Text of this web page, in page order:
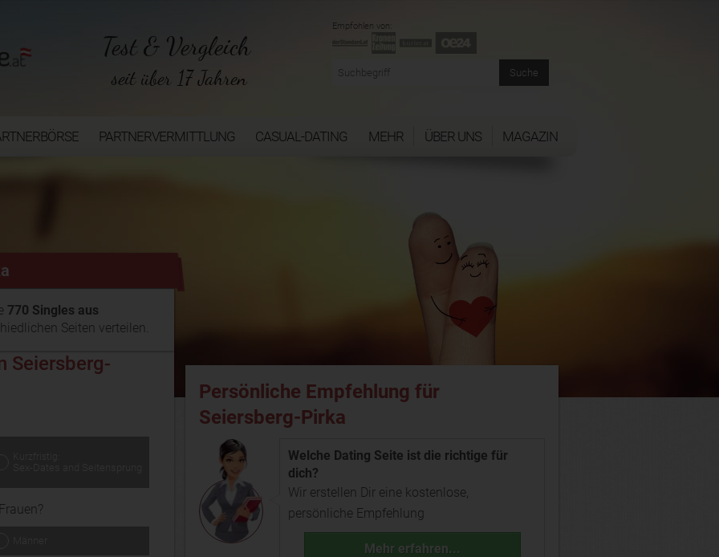
Test & Vergleich
seit über 17 Jahren
Empfohlen von:
PARTNERVERMITTLUNG CASUAL-DATING MEHR ÜBER UNS MAGAZIN
770 Singles aus
Seiten verteilen.
Seiersberg-
Persönliche Empfehlung für
Seiersberg-Pirka
Welche Dating Seite ist die richtige für
dich?
Wir erstellen Dir eine kostenlose,
persönliche Empfehlung
Mehr erfahren...